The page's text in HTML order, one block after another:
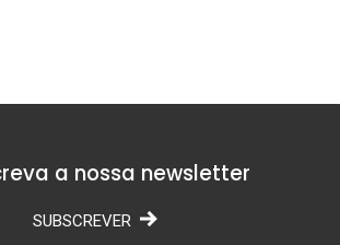
a nossa newsletter
SUBSCREVER